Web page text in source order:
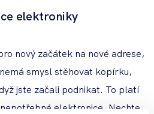
elektroniky
nový začátek na nové adrese,
smysl stěhovat kopírku,
jste začali podnikat. To platí
elektronice. Nechte